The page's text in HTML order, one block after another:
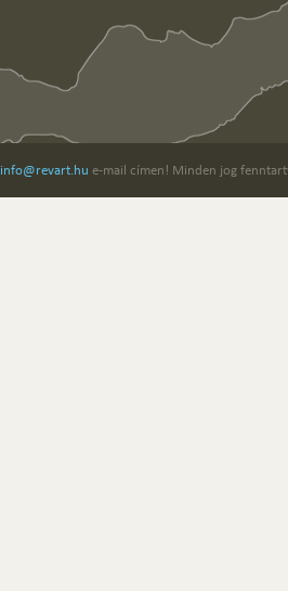
info@revart.hu e-mail címen! Minden jog